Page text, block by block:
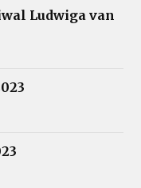
Ludwiga van